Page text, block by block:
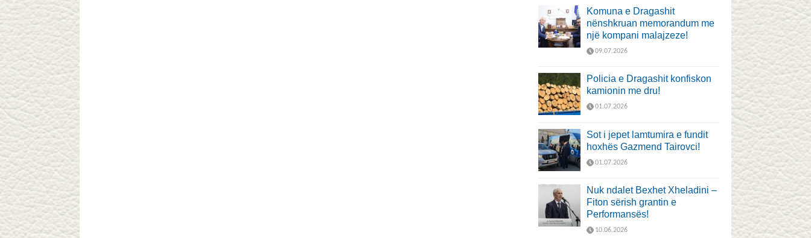
Komuna e Dragashit
nënshkruan memorandum me
një kompani malajzeze!
09.07.2026
Policia e Dragashit konfiskon
kamionin me dru!
01.07.2026
Sot i jepet lamtumira e fundit
hoxhës Gazmend Tairovci!
01.07.2026
Nuk ndalet Bexhet Xheladini –
Fiton sërish grantin e
Performansës!
10.06.2026